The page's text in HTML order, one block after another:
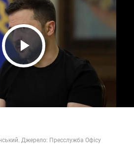
Play Video